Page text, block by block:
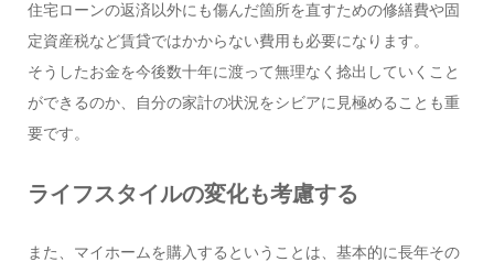
住宅ローンの返済以外にも傷んだ箇所を直すための修繕費や固
定資産税など賃貸ではかからない費用も必要になります。
そうしたお金を今後数十年に渡って無理なく捻出していくこと
ができるのか、自分の家計の状況をシビアに見極めることも重
要です。
ライフスタイルの変化も考慮する
また、マイホームを購入するということは、基本的に長年その